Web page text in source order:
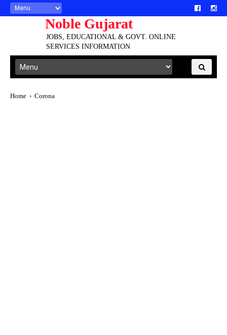
Noble Gujarat
JOBS, EDUCATIONAL & GOVT. ONLINE
SERVICES INFORMATION
Home › Corona